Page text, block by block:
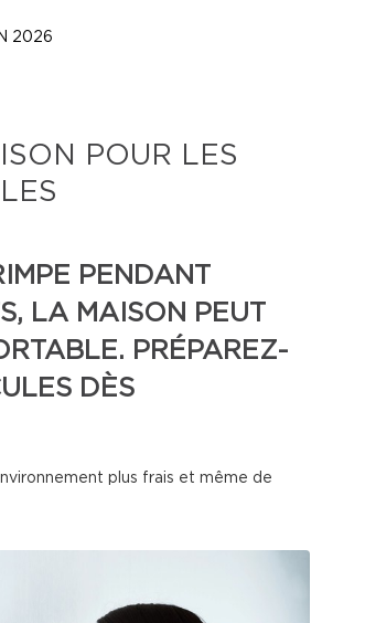
2026
POUR LES
PENDANT
LA MAISON PEUT
PRÉPAREZ-
DÈS
plus frais et même de